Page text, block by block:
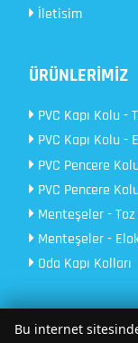
İletisim
ÜRÜNLERİMİZ
PVC Kapı Kolu -
PVC Kapı Kolu -
PVC Pencere
PVC Pencere
Menteşeler - Toz
Menteşeler -
Oda Kapı Kolları
Bu internet